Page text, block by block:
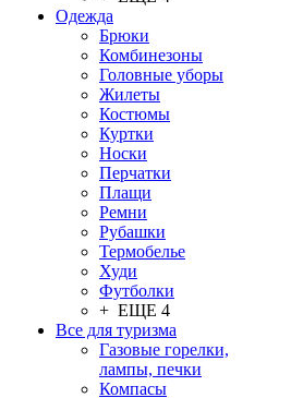
Одежда
Брюки
Комбинезоны
Головные уборы
Жилеты
Костюмы
Куртки
Носки
Перчатки
Плащи
Ремни
Рубашки
Термобелье
Худи
Футболки
+ ЕЩЕ 4
Все для туризма
Газовые горелки,
лампы, печки
Компасы